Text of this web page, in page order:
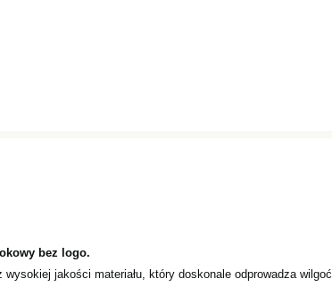
bez logo.
wysokiej jakości materiału, który doskonale odprowadza wilgoć.